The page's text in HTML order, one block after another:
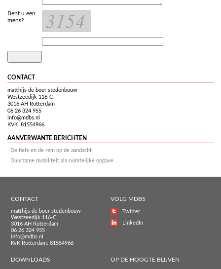
Bent u een
mens?
CONTACT
matthijs de boer stedenbouw
Westzeedijk 116-C
3016 AH Rotterdam
06 26 324 955
info@mdbs.nl
KVK 81554966
AANVERWANTE BERICHTEN
De fiets en de rem op de aandacht
Duurzame mobiliteit als ruimtelijke opgave
CONTACT
matthijs de boer stedenbouw
Westzeedijk 116-C
3016 AH Rotterdam
06 26 324 955
info@mdbs.nl
KvK Rotterdam: 81554966
VOLG MDBS
Twitter
LinkedIn
DOWNLOADS OP DE HOOGTE BLIJVEN